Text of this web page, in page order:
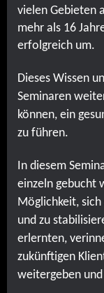
vielen Gebieten
mehr als 16
erfolgreich um.
Dieses Wissen
Seminaren
können, ein
zu führen.
In diesem
einzeln gebucht
Möglichkeit,
und zu
erlernten,
zukünftigen
weitergeben